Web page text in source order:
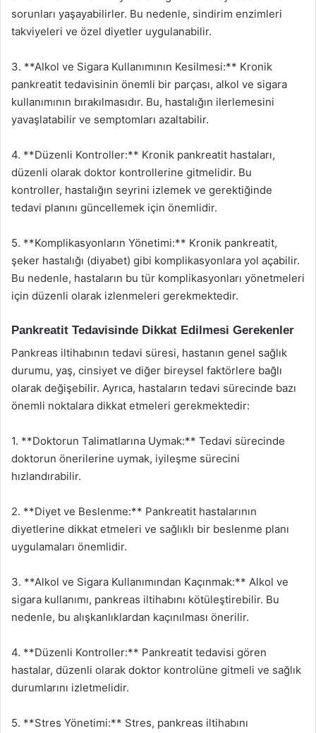
sorunları yaşayabilirler. Bu nedenle, sindirim enzimleri
takviyeleri ve özel diyetler uygulanabilir.
3. **Alkol ve Sigara Kullanımının Kesilmesi:** Kronik
pankreatit tedavisinin önemli bir parçası, alkol ve sigara
kullanımının bırakılmasıdır. Bu, hastalığın ilerlemesini
yavaşlatabilir ve semptomları azaltabilir.
4. **Düzenli Kontroller:** Kronik pankreatit hastaları,
düzenli olarak doktor kontrollerine gitmelidir. Bu
kontroller, hastalığın seyrini izlemek ve gerektiğinde
tedavi planını güncellemek için önemlidir.
5. **Komplikasyonların Yönetimi:** Kronik pankreatit,
şeker hastalığı (diyabet) gibi komplikasyonlara yol açabilir.
Bu nedenle, hastaların bu tür komplikasyonları yönetmeleri
için düzenli olarak izlenmeleri gerekmektedir.
Pankreatit Tedavisinde Dikkat Edilmesi Gerekenler
Pankreas iltihabının tedavi süresi, hastanın genel sağlık
durumu, yaş, cinsiyet ve diğer bireysel faktörlere bağlı
olarak değişebilir. Ayrıca, hastaların tedavi sürecinde bazı
önemli noktalara dikkat etmeleri gerekmektedir:
1. **Doktorun Talimatlarına Uymak:** Tedavi sürecinde
doktorun önerilerine uymak, iyileşme sürecini
hızlandırabilir.
2. **Diyet ve Beslenme:** Pankreatit hastalarının
diyetlerine dikkat etmeleri ve sağlıklı bir beslenme planı
uygulamaları önemlidir.
3. **Alkol ve Sigara Kullanımından Kaçınmak:** Alkol ve
sigara kullanımı, pankreas iltihabını kötüleştirebilir. Bu
nedenle, bu alışkanlıklardan kaçınılması önerilir.
4. **Düzenli Kontroller:** Pankreatit tedavisi gören
hastalar, düzenli olarak doktor kontrolüne gitmeli ve sağlık
durumlarını izletmelidir.
5. **Stres Yönetimi:** Stres, pankreas iltihabını